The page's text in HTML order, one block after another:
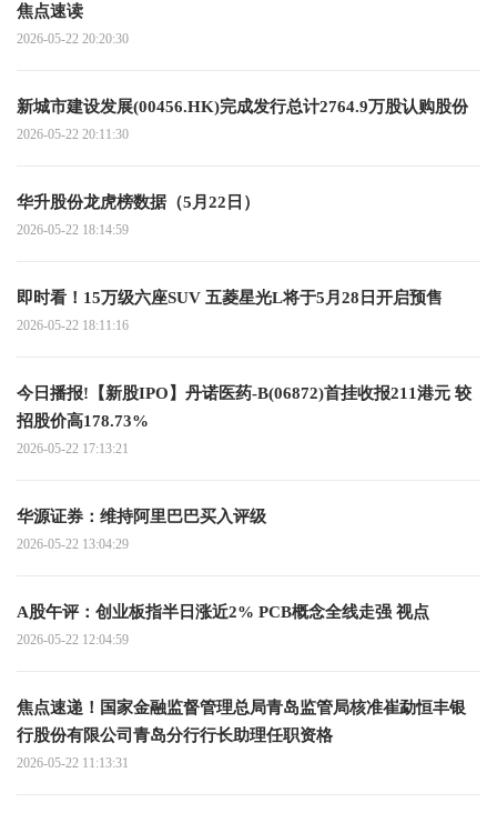
焦点速读
2026-05-22 20:20:30
新城市建设发展(00456.HK)完成发行总计2764.9万股认购股份
2026-05-22 20:11:30
华升股份龙虎榜数据（5月22日）
2026-05-22 18:14:59
即时看！15万级六座SUV 五菱星光L将于5月28日开启预售
2026-05-22 18:11:16
今日播报!【新股IPO】丹诺医药-B(06872)首挂收报211港元 较
招股价高178.73%
2026-05-22 17:13:21
华源证券：维持阿里巴巴买入评级
2026-05-22 13:04:29
A股午评：创业板指半日涨近2% PCB概念全线走强 视点
2026-05-22 12:04:59
焦点速递！国家金融监督管理总局青岛监管局核准崔勐恒丰银
行股份有限公司青岛分行行长助理任职资格
2026-05-22 11:13:31